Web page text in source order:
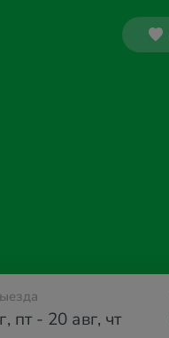
, пт- 20 авг, чт